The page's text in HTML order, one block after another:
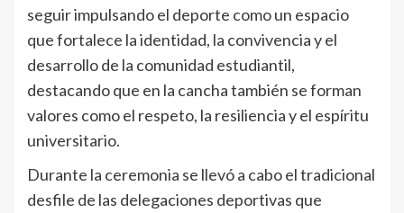
seguir impulsando el deporte como un espacio
que fortalece la identidad, la convivencia y el
desarrollo de la comunidad estudiantil,
destacando que en la cancha también se forman
valores como el respeto, la resiliencia y el espíritu
universitario.
Durante la ceremonia se llevó a cabo el tradicional
desfile de las delegaciones deportivas que